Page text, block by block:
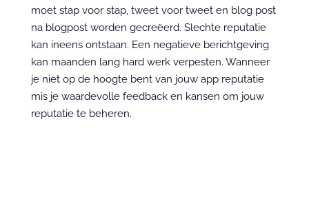
moet stap voor stap, tweet voor tweet en blog post
na blogpost worden gecreëerd. Slechte reputatie
kan ineens ontstaan. Een negatieve berichtgeving
kan maanden lang hard werk verpesten. Wanneer
je niet op de hoogte bent van jouw app reputatie
mis je waardevolle feedback en kansen om jouw
reputatie te beheren.